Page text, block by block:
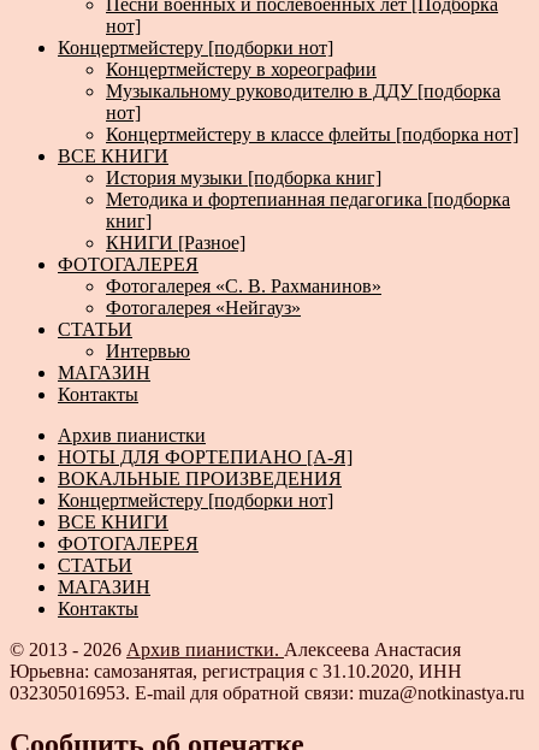
Песни военных и послевоенных лет [Подборка
нот]
Концертмейстеру [подборки нот]
Концертмейстеру в хореографии
Музыкальному руководителю в ДДУ [подборка
нот]
Концертмейстеру в классе флейты [подборка нот]
ВСЕ КНИГИ
История музыки [подборка книг]
Методика и фортепианная педагогика [подборка
книг]
КНИГИ [Разное]
ФОТОГАЛЕРЕЯ
Фотогалерея «С. В. Рахманинов»
Фотогалерея «Нейгауз»
СТАТЬИ
Интервью
МАГАЗИН
Контакты
Архив пианистки
НОТЫ ДЛЯ ФОРТЕПИАНО [А-Я]
ВОКАЛЬНЫЕ ПРОИЗВЕДЕНИЯ
Концертмейстеру [подборки нот]
ВСЕ КНИГИ
ФОТОГАЛЕРЕЯ
СТАТЬИ
МАГАЗИН
Контакты
© 2013 - 2026 Архив пианистки. Алексеева Анастасия
Юрьевна: самозанятая, регистрация с 31.10.2020, ИНН
032305016953. E-mail для обратной связи: muza@notkinastya.ru